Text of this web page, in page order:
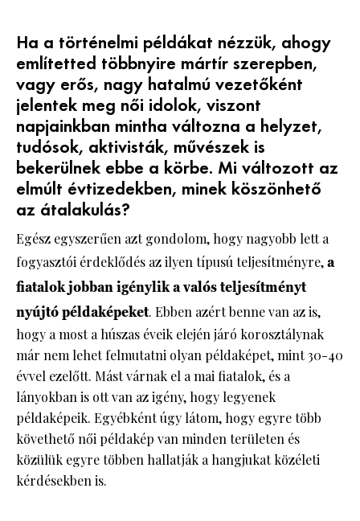
Ha a történelmi példákat nézzük, ahogy
említetted többnyire mártír szerepben,
vagy erős, nagy hatalmú vezetőként
jelentek meg női idolok, viszont
napjainkban mintha változna a helyzet,
tudósok, aktivisták, művészek is
bekerülnek ebbe a körbe. Mi változott az
elmúlt évtizedekben, minek köszönhető
az átalakulás?
Egész egyszerűen azt gondolom, hogy nagyobb lett a
fogyasztói érdeklődés az ilyen típusú teljesítményre,a
fiatalok jobban igénylik a valós teljesítményt
nyújtó példaképeket. Ebben azért benne van az is,
hogy a most a húszas éveik elején járó korosztálynak
már nem lehet felmutatni olyan példaképet, mint 30-40
évvel ezelőtt. Mást várnak el a mai fiatalok, és a
lányokban is ott van az igény, hogy legyenek
példaképeik. Egyébként úgy látom, hogy egyre több
követhető női példakép van minden területen és
közülük egyre többen hallatják a hangjukat közéleti
kérdésekben is.